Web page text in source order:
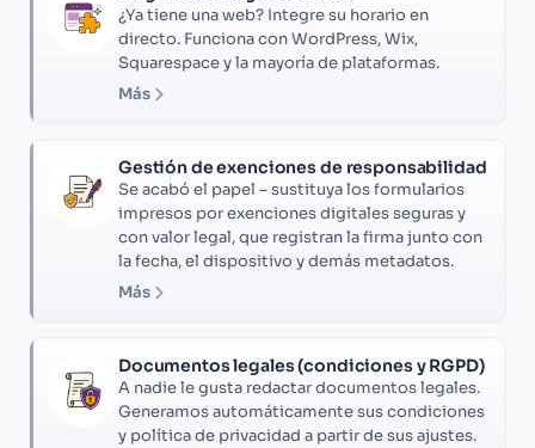
¿Ya tiene una web? Integre su horario en
directo. Funciona con WordPress, Wix,
Squarespace y la mayoría de plataformas.
Más
Gestión de exenciones de responsabilidad
Se acabó el papel – sustituya los formularios
impresos por exenciones digitales seguras y
con valor legal, que registran la firma junto con
la fecha, el dispositivo y demás metadatos.
Más
Documentos legales (condiciones y RGPD)
A nadie le gusta redactar documentos legales.
Generamos automáticamente sus condiciones
y política de privacidad a partir de sus ajustes.